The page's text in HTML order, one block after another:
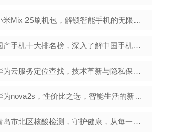
小米Mix 2S刷机包，解锁智能手机的无限可能
国产手机十大排名榜，深入了解中国手机市场的佼佼者
华为云服务定位查找，技术革新与隐私保护的双重奏
华为nova2s，性价比之选，智能生活的新伙伴
青岛市北区核酸检测，守护健康，从每一次检测开始